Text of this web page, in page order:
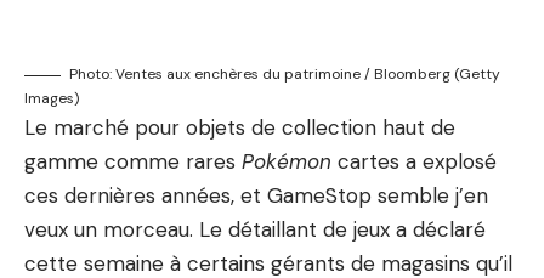
Photo: Ventes aux enchères du patrimoine / Bloomberg (Getty
Images)
Le marché pour objets de collection haut de
gamme comme rares Pokémon cartes a explosé
ces dernières années, et GameStop semble j’en
veux un morceau. Le détaillant de jeux a déclaré
cette semaine à certains gérants de magasins qu’il